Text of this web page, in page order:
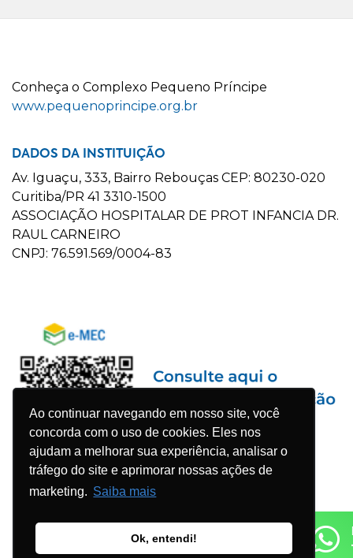
Ao continuar navegando em nosso site, você
concorda com o uso de cookies. Eles nos
ajudam a melhorar sua experiência, analisar o
tráfego do site e aprimorar nossas ações de
marketing. Saiba mais
Ok, entendi!
Conheça o Complexo Pequeno Príncipe
www.pequenoprincipe.org.br
DADOS DA INSTITUIÇÃO
Av. Iguaçu, 333, Bairro Rebouças CEP: 80230-020
Curitiba/PR 41 3310-1500
ASSOCIAÇÃO HOSPITALAR DE PROT INFANCIA DR.
RAUL CARNEIRO
CNPJ: 76.591.569/0004-83
© 2023 Faculdade Pequeno Príncipe - Todos os direitos